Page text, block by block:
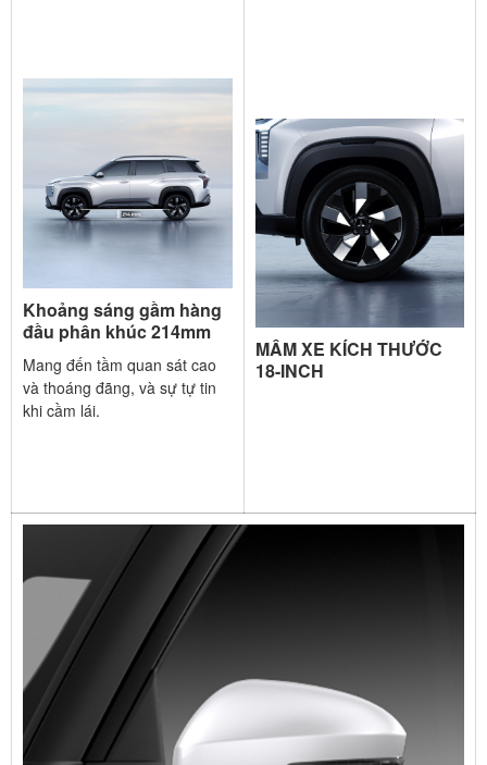
Khoảng sáng gầm hàng
đầu phân khúc 214mm
Mang đến tầm quan sát cao
và thoáng đãng, và sự tự tin
khi cầm lái.
MÂM XE KÍCH THƯỚC
18-INCH